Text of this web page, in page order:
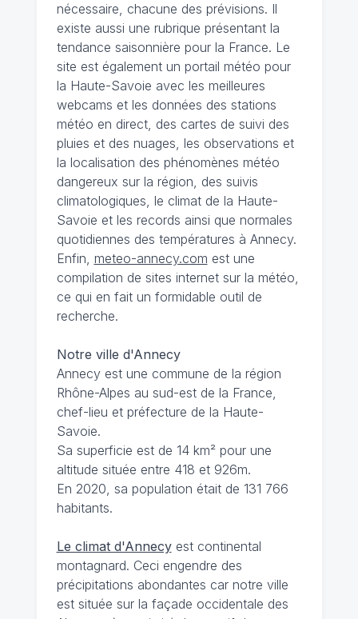
nécessaire, chacune des prévisions. Il
existe aussi une rubrique présentant la
tendance saisonnière pour la France. Le
site est également un portail météo pour
la Haute-Savoie avec les meilleures
webcams et les données des stations
météo en direct, des cartes de suivi des
pluies et des nuages, les observations et
la localisation des phénomènes météo
dangereux sur la région, des suivis
climatologiques, le climat de la Haute-
Savoie et les records ainsi que normales
quotidiennes des températures à Annecy.
Enfin, meteo-annecy.com est une
compilation de sites internet sur la météo,
ce qui en fait un formidable outil de
recherche.
Notre ville d'Annecy
Annecy est une commune de la région
Rhône-Alpes au sud-est de la France,
chef-lieu et préfecture de la Haute-
Savoie.
Sa superficie est de 14 km² pour une
altitude située entre 418 et 926m.
En 2020, sa population était de 131 766
habitants.
Le climat d'Annecyest continental
montagnard. Ceci engendre des
précipitations abondantes car notre ville
est située sur la façade occidentale des